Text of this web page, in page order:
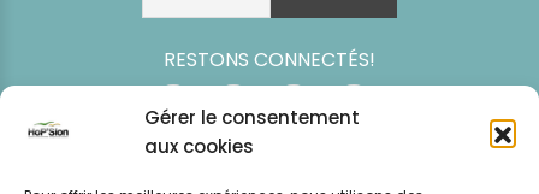
Gérer le consentement
aux cookies
RESTONS CONNECTÉS!